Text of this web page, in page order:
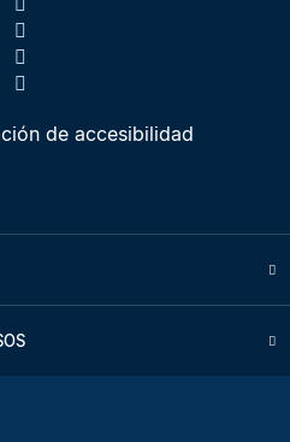
de accesibilidad